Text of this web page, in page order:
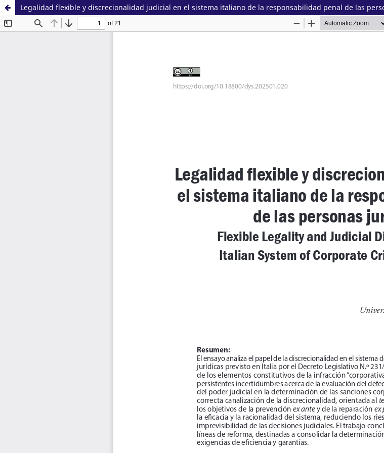
Legalidad flexible y discrecionalidad judicial en el sistema italiano de la responsabilidad penal de las